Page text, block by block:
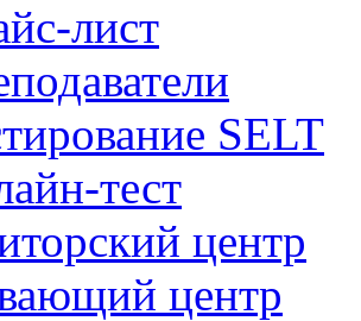
лист
SELT
тест
центр
центр